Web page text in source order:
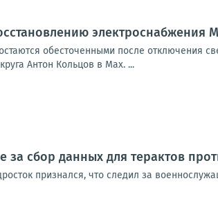
электроснабжения
обесточенными после отключения
Антон Кольцов в Мах. ...
сбор данных для терактов
признался, что следил за